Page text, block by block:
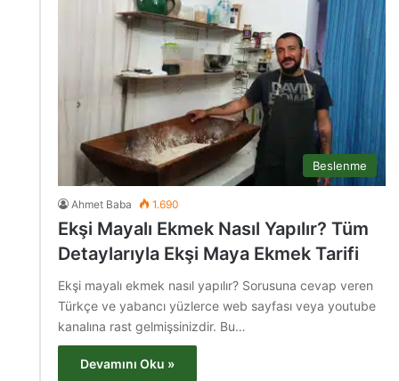
Beslenme
Ahmet Baba 1.690
Ekşi Mayalı Ekmek Nasıl Yapılır? Tüm
Detaylarıyla Ekşi Maya Ekmek Tarifi
Ekşi mayalı ekmek nasıl yapılır? Sorusuna cevap veren
Türkçe ve yabancı yüzlerce web sayfası veya youtube
kanalına rast gelmişsinizdir. Bu…
Devamını Oku »